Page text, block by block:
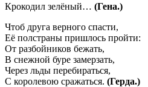
Крокодил зелёный… (Гена.)
Чтоб друга верного спасти,
Её полстраны пришлось пройти:
От разбойников бежать,
В снежной буре замерзать,
Через льды перебираться,
С королевою сражаться. (Герда.)